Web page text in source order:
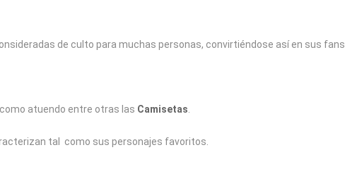
de culto para muchas personas, convirtiéndose así en sus fans.
atuendo entre otras las Camisetas
tal como sus personajes favoritos.